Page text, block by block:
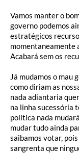
Vamos manter o
governo podemos
estratégicos
momentaneamente
Acabará sem os
Já mudamos o mau
como diriam as
nada adiantaria
na linha sucessória
política nada
mudar tudo ainda
saibamos votar,
sangrenta que